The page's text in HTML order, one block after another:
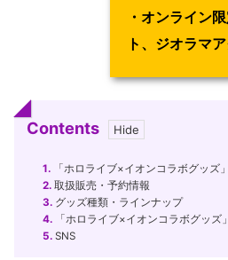
・オンライン
ト、ジオラマ
Contents
1. 「ホロライブ×イオンコラボグッズ
2. 取扱販売・予約情報
3. グッズ種類・ラインナップ
4. 「ホロライブ×イオンコラボグッズ
5. SNS